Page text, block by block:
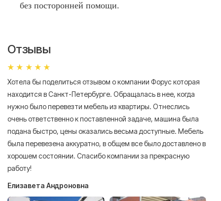
без посторонней помощи.
Отзывы
Хотела бы поделиться отзывом о компании Форус которая
находится в Санкт-Петербурге. Обращалась в нее, когда
нужно было перевезти мебель из квартиры. Отнеслись
очень ответственно к поставленной задаче, машина была
подана быстро, цены оказались весьма доступные. Мебель
была перевезена аккуратно, в общем все было доставлено в
хорошем состоянии. Спасибо компании за прекрасную
работу!
Елизавета Андроновна